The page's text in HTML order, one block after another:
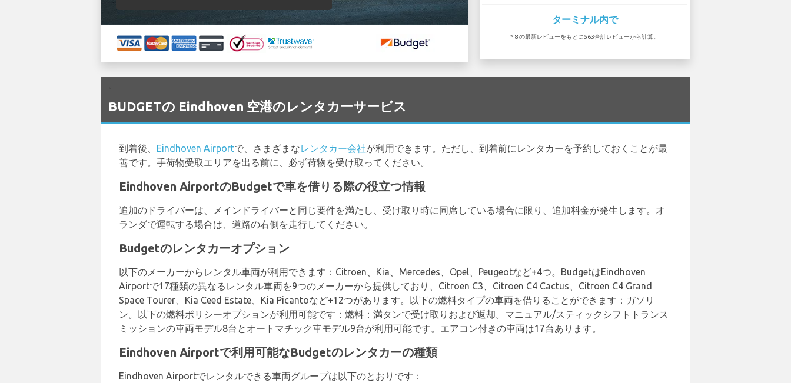
ターミナル内で
* 8 の最新レビューをもとに563合計レビューから計算。
BUDGETの Eindhoven 空港のレンタカーサービス
到着後、 Eindhoven Airportで、さまざまなレンタカー会社が利用できます。ただし、到着前にレンタカーを予約しておくことが最
善です。手荷物受取エリアを出る前に、必ず荷物を受け取ってください。
Eindhoven AirportのBudgetで車を借りる際の役立つ情報
追加のドライバーは、メインドライバーと同じ要件を満たし、受け取り時に同席している場合に限り、追加料金が発生します。オ
ランダで運転する場合は、道路の右側を走行してください。
Budgetのレンタカーオプション
以下のメーカーからレンタル車両が利用できます：Citroen、Kia、Mercedes、Opel、Peugeotなど+4つ。BudgetはEindhoven
Airportで17種類の異なるレンタル車両を9つのメーカーから提供しており、Citroen C3、Citroen C4 Cactus、Citroen C4 Grand
Space Tourer、Kia Ceed Estate、Kia Picantoなど+12つがあります。以下の燃料タイプの車両を借りることができます：ガソリ
ン。以下の燃料ポリシーオプションが利用可能です：燃料：満タンで受け取りおよび返却。マニュアル/スティックシフトトランス
ミッションの車両モデル8台とオートマチック車モデル9台が利用可能です。エアコン付きの車両は17台あります。
Eindhoven Airportで利用可能なBudgetのレンタカーの種類
Eindhoven Airportでレンタルできる車両グループは以下のとおりです：